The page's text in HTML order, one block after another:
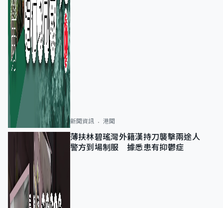
新聞資訊 港聞
薄扶林碧瑤灣外籍漢持刀襲擊兩途人
警方到場制服 據悉患有抑鬱症